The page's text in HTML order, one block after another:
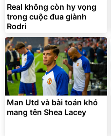
Real không còn hy vọng
trong cuộc đua giành
Rodri
Man Utd và bài toán khó
mang tên Shea Lacey